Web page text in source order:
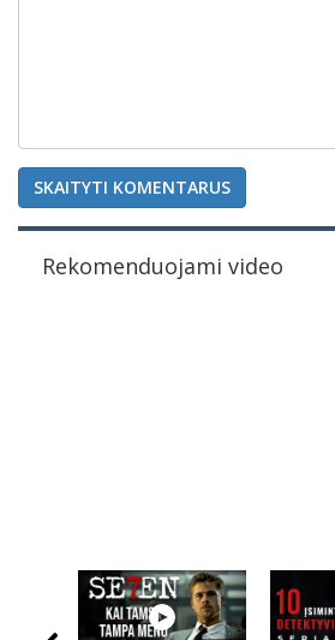
SKAITYTI KOMENTARUS
Rekomenduojami video